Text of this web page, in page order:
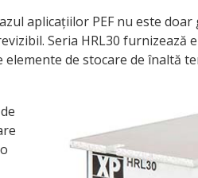
aplicațiilor PEF nu este
Seria HRL30
elemente de stocare de înaltă